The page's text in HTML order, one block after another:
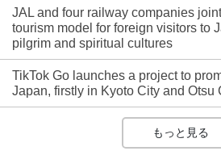
JAL and four railway companies
tourism model for foreign visitors to
pilgrim and spiritual cultures
TikTok Go launches a project to
Japan, firstly in Kyoto City and Otsu
もっと見る